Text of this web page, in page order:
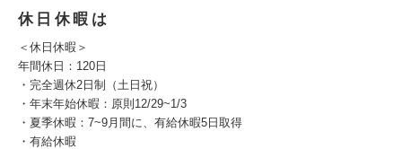
休日休暇は
＜休日休暇＞
年間休日：120日
・完全週休2日制（土日祝）
・年末年始休暇：原則12/29~1/3
・夏季休暇：7~9月間に、有給休暇5日取得
・有給休暇